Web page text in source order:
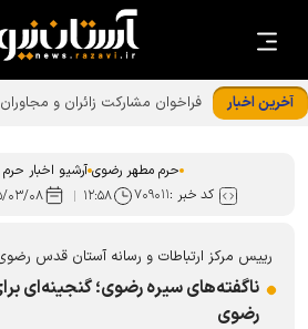
آخرین اخبار
حرم مطهر رضوی آرشیو اخبار
کد خبر :۷۰۹۰۱۱ ۱۲:۵۸ ۱۴۰۵/
رییس مرکز ارتباطات و رسانه آستان قدس
ناگفته‌های سیره رضوی؛ گنجینه‌ای
رضوی